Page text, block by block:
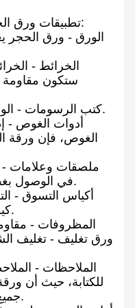
1تطبيقات ورق الحجر كثيرة، وبعض الأمثلة هي:
ستكون مقاومة
4كتب الرسومات - الورق الحجري رائع للرسم عليه.
الغوص، فإن ورقة
في الوصول بغض النظر عن الطقس والدموع.
كيس التسوق من الورق الحجري.
8المظروفات -
للكتابة، حيث أن
جميع أنواع التآكل والمزيل والتلطخ.